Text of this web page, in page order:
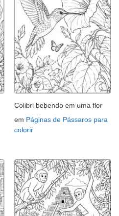
Colibri bebendo em uma flor
em Páginas de Pássaros para
colorir